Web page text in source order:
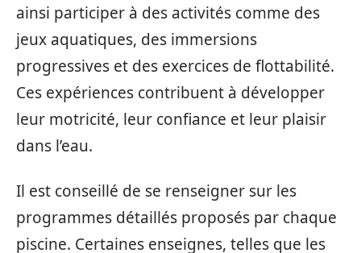
ainsi participer à des activités comme des
jeux aquatiques, des immersions
progressives et des exercices de flottabilité.
Ces expériences contribuent à développer
leur motricité, leur confiance et leur plaisir
dans l’eau.
Il est conseillé de se renseigner sur les
programmes détaillés proposés par chaque
piscine. Certaines enseignes, telles que les